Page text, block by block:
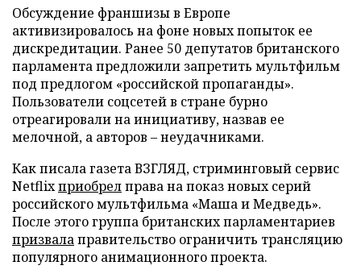
Обсуждение франшизы в Европе
активизировалось на фоне новых попыток ее
дискредитации. Ранее 50 депутатов британского
парламента предложили запретить мультфильм
под предлогом «российской пропаганды».
Пользователи соцсетей в стране бурно
отреагировали на инициативу, назвав ее
мелочной, а авторов – неудачниками.
Как писала газета ВЗГЛЯД, стриминговый сервис
Netflixприобрелправа на показ новых серий
российского мультфильма «Маша и Медведь».
После этого группа британских парламентариев
призвалаправительство ограничить трансляцию
популярного анимационного проекта.